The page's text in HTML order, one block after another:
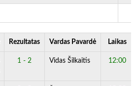
Rezultatas Vardas Pavardė Laikas
1 - 2 Vidas Šilkaitis 12:00